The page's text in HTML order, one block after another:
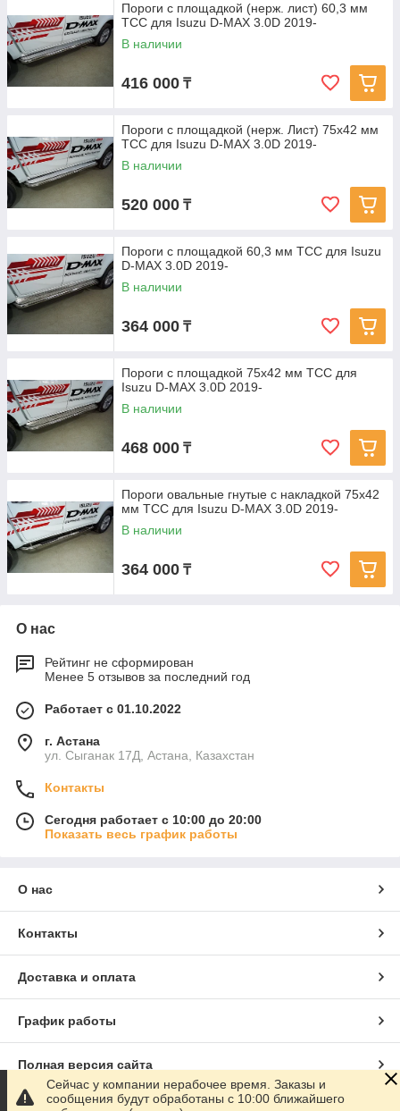
Пороги с площадкой (нерж. лист) 60,3 мм
ТСС для Isuzu D-MAX 3.0D 2019-
В наличии
416 000 ₸
Пороги с площадкой (нерж. Лист) 75х42 мм
ТСС для Isuzu D-MAX 3.0D 2019-
В наличии
520 000 ₸
Пороги с площадкой 60,3 мм ТСС для Isuzu
D-MAX 3.0D 2019-
В наличии
364 000 ₸
Пороги с площадкой 75х42 мм ТСС для
Isuzu D-MAX 3.0D 2019-
В наличии
468 000 ₸
Пороги овальные гнутые с накладкой 75х42
мм ТСС для Isuzu D-MAX 3.0D 2019-
В наличии
364 000 ₸
О нас
Рейтинг не сформирован
Менее 5 отзывов за последний год
Работает с 01.10.2022
г. Астана
ул. Сыганак 17Д, Астана, Казахстан
Контакты
Сегодня работает с 10:00 до 20:00
Показать весь график работы
О нас
Контакты
Доставка и оплата
График работы
Полная версия сайта
Сейчас у компании нерабочее время. Заказы и
сообщения будут обработаны с 10:00 ближайшего